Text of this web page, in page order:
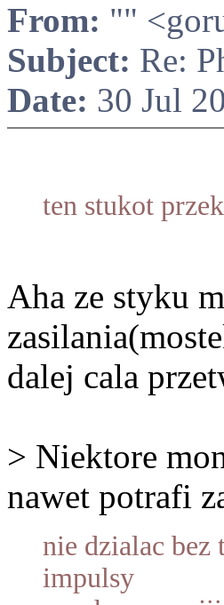
From: ""
Subject: Re:
Date: 30 Jul
ten stukot
Aha ze styku
dalej cala
> Niektore
nawet potrafi
nie dzialac bez
impulsy